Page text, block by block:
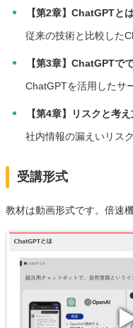
【第2章】ChatGPTと
従来の技術と比較した
【第3章】ChatGPTで
ChatGPTを活用したサ
【第4章】リスクと考
社内情報の漏えいリス
受講形式
教材は動画形式です。倍速